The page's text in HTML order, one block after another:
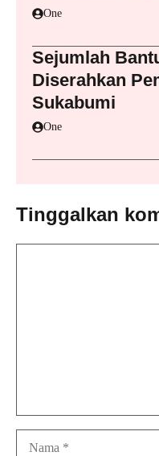
One
Sejumlah
Diserahkan
Sukabumi
One
Tinggalkan